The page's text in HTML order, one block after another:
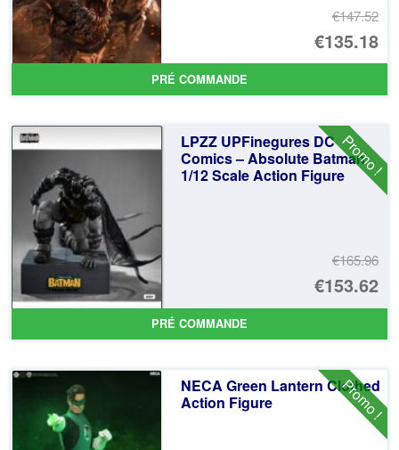
€147.52
Le
€135.18
Le
PRÉ COMMANDE
Promo !
LPZZ UPFinegures DC
Comics – Absolute Batman
1/12 Scale Action Figure
€165.96
Le
€153.62
Le
PRÉ COMMANDE
Promo !
NECA Green Lantern Clothed
Action Figure